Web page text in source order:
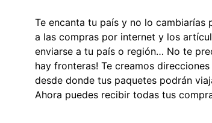
Te encanta tu país y no lo
a las compras por internet y los
enviarse a tu país o región… No te
hay fronteras! Te creamos
desde donde tus paquetes podrán
Ahora puedes recibir todas tus